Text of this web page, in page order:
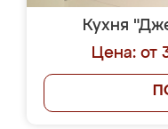
Кухня
Цена: от